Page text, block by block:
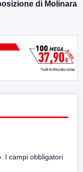
di Molinara
I campi obbligatori